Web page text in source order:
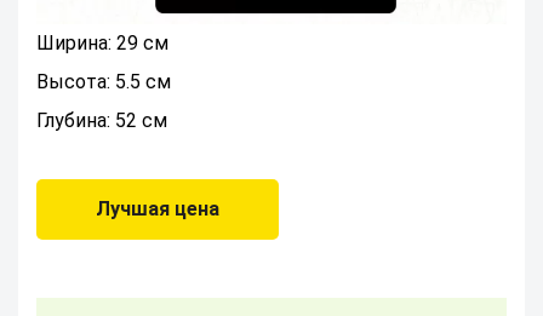
Ширина: 29 см
Высота: 5.5 см
Глубина: 52 см
Лучшая цена